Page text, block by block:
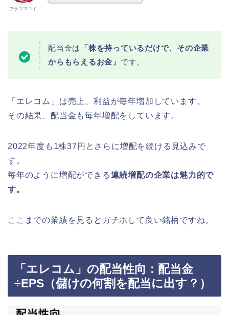
プラズマコイ
配当金は
「株を持っているだけで、その企業
からもらえるお金」 です。
「エレコム」は売上、利益が毎年増加しています。
その結果、配当金も毎年増配をしています。
2022年度も1株37円とさらに増配を続ける見込みで
す。
毎年のように増配ができる連続増配の企業は魅力的で
す。
ここまでの業績を見るとガチホして良い銘柄ですね。
「エレコム」の配当性向：配当金
÷EPS（儲けの何割を配当に出す？）